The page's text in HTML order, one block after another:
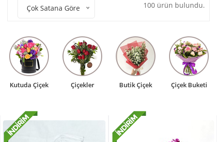
Çok Satana Göre
100 ürün bulundu.
Kutuda Çiçek Çiçekler Butik Çiçek Çiçek Buketi